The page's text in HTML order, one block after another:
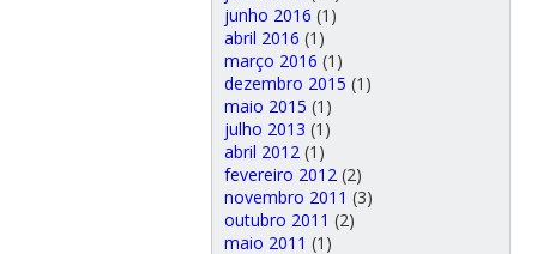
junho 2016 (1)
abril 2016 (1)
março 2016 (1)
dezembro 2015 (1)
maio 2015 (1)
julho 2013 (1)
abril 2012 (1)
fevereiro 2012 (2)
novembro 2011 (3)
outubro 2011 (2)
maio 2011 (1)